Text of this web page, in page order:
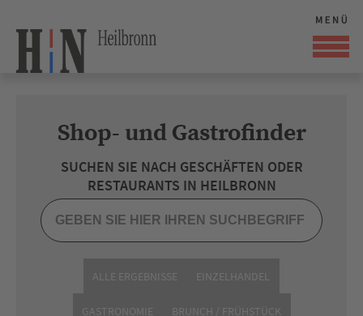
Shop- und Gastrofinder
SUCHEN SIE NACH GESCHÄFTEN ODER
RESTAURANTS IN HEILBRONN
ALLE ERGEBNISSE EINZELHANDEL
GASTRONOMIE BRUNCH / FRÜHSTÜCK